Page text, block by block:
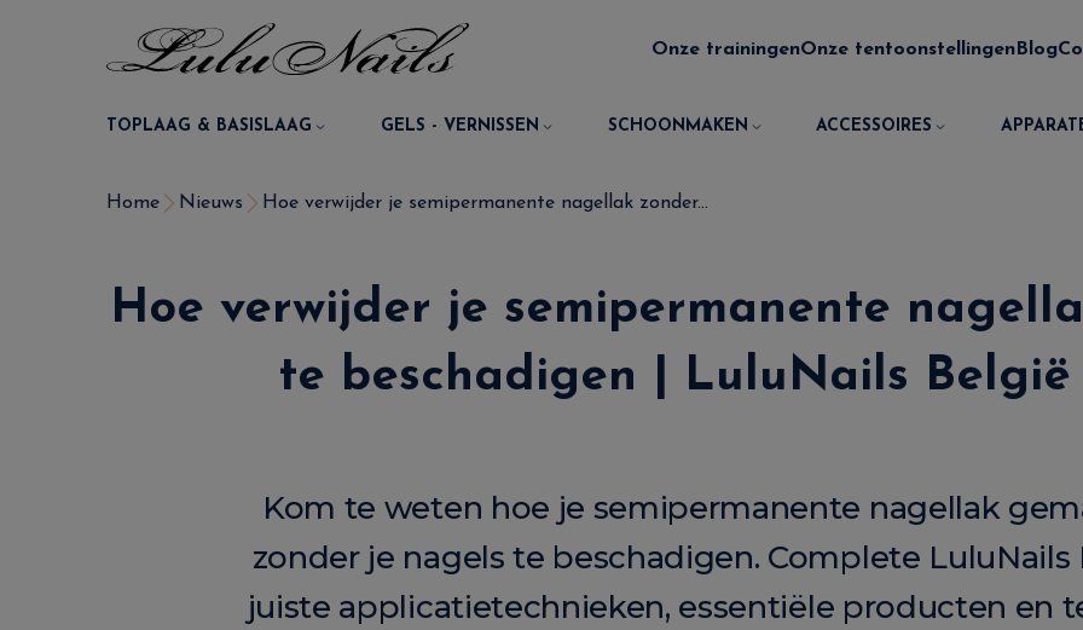
Onze trainingenOnze tentoonstellingen Blog
TOPLAAG & BASISLAAG GELS - VERNISSEN SCHOONMAKEN ACCESSOIRES
Home Nieuws Hoe verwijder je semipermanente nagellak zonder...
Hoe verwijder je semipermanente
te beschadigen | LuluNails
Kom te weten hoe je semipermanente nagellak
zonder je nagels te beschadigen. Complete
juiste applicatietechnieken, essentiële producten en